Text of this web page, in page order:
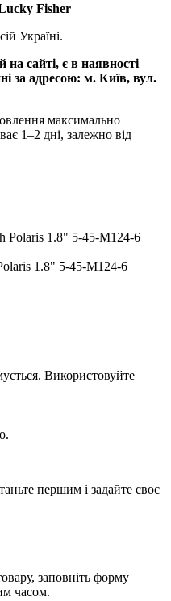
Fisher
Україні.
сайті, є в наявності
за адресою: м. Київ, вул.
максимально
1–2 дні, залежно від
1.8" 5-45-M124-6
Використовуйте
першим і задайте своє
заповніть форму
часом.